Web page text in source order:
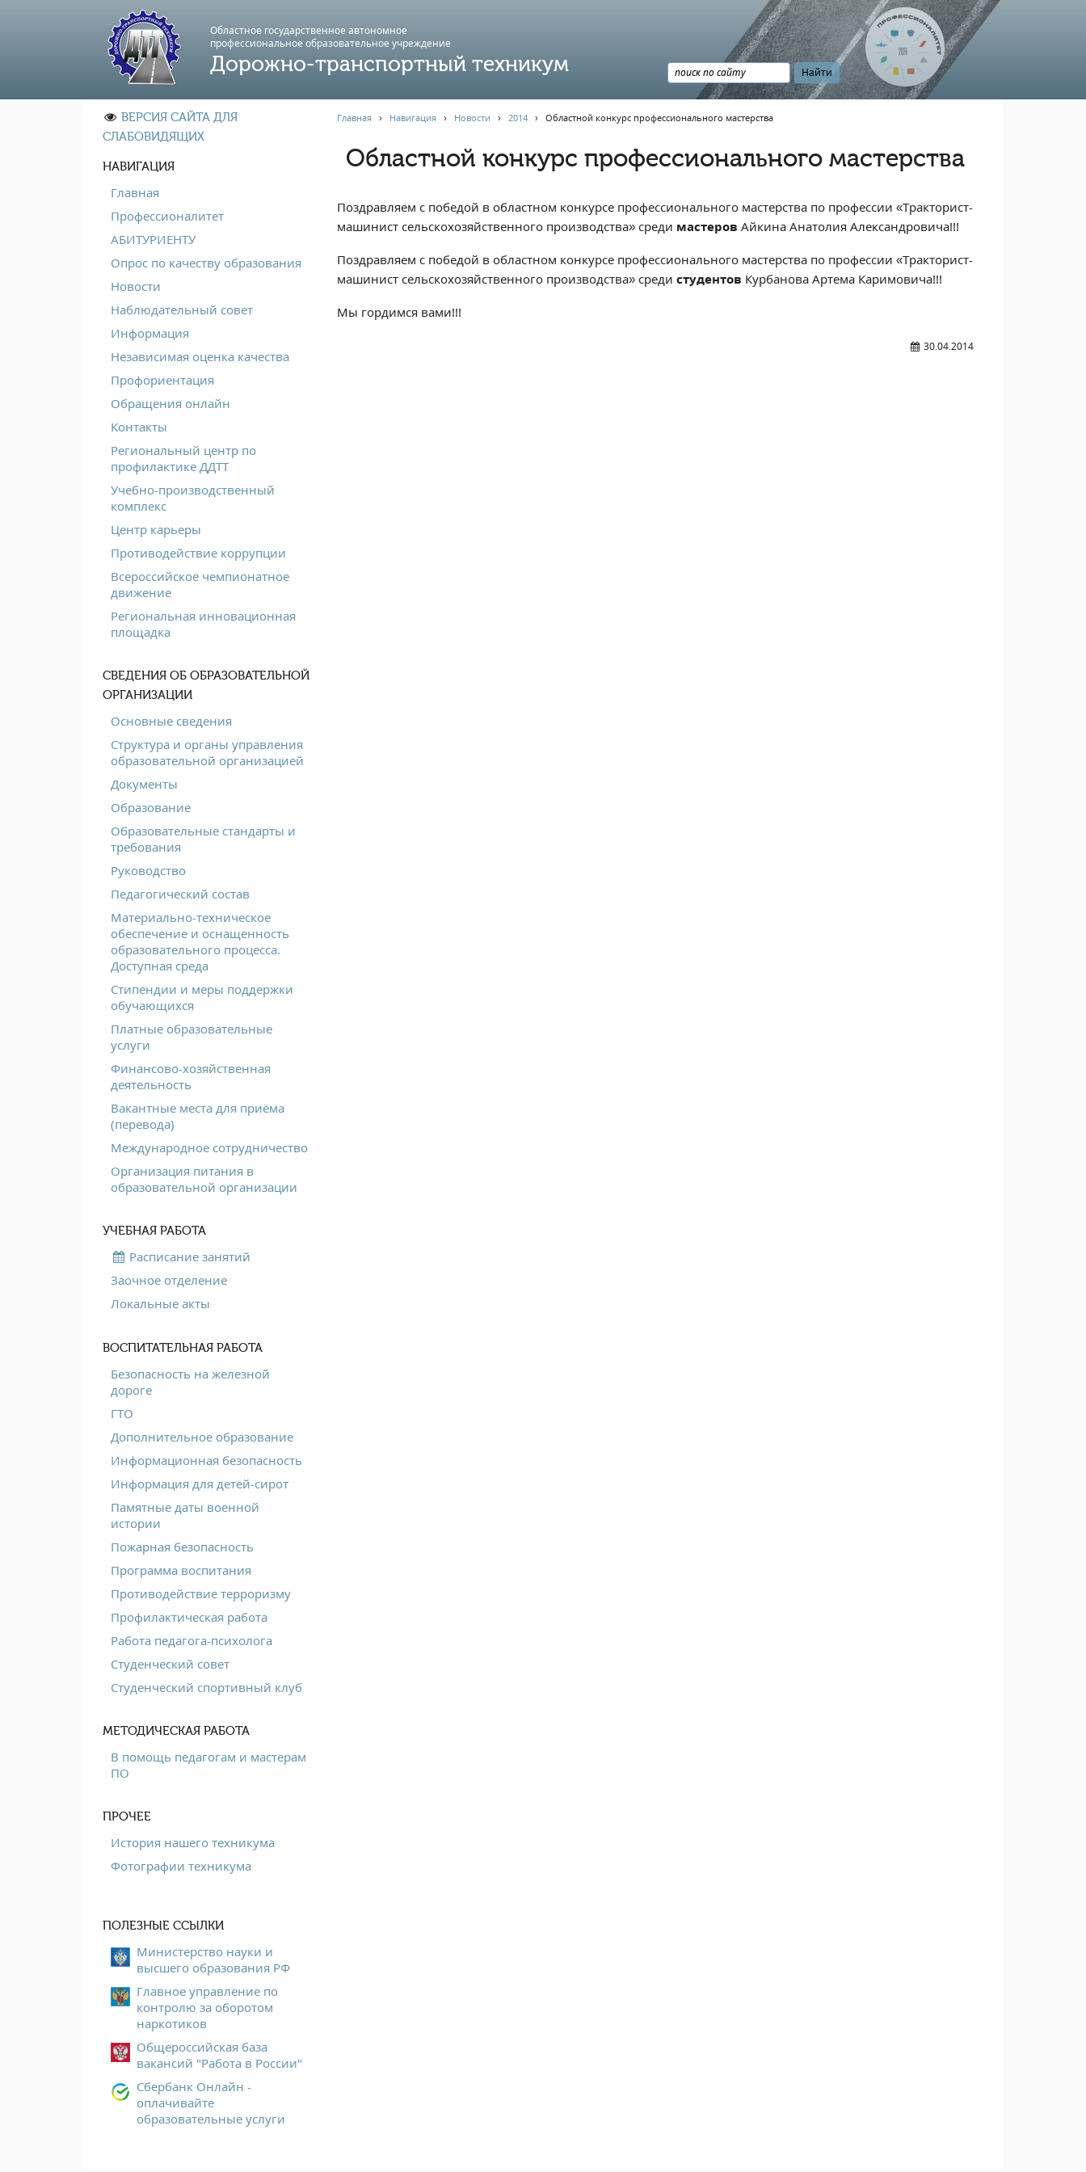
Областное государственное автономное
профессиональноe образовательное учреждение
Дорожно-транспортный техникум
ВЕРСИЯ САЙТА ДЛЯ
СЛАБОВИДЯЩИХ
НАВИГАЦИЯ
Главная
Профессионалитет
АБИТУРИЕНТУ
Опрос по качеству образования
Новости
Наблюдательный совет
Информация
Независимая оценка качества
Профориентация
Обращения онлайн
Контакты
Региональный центр по
профилактике ДДТТ
Учебно-производственный
комплекс
Центр карьеры
Противодействие коррупции
Всероссийское чемпионатное
движение
Региональная инновационная
площадка
СВЕДЕНИЯ ОБ ОБРАЗОВАТЕЛЬНОЙ
ОРГАНИЗАЦИИ
Основные сведения
Структура и органы управления
образовательной организацией
Документы
Образование
Образовательные стандарты и
требования
Руководство
Педагогический состав
Материально-техническое
обеспечение и оснащенность
образовательного процесса.
Доступная среда
Стипендии и меры поддержки
обучающихся
Платные образовательные
услуги
Финансово-хозяйственная
деятельность
Вакантные места для приёма
(перевода)
Международное сотрудничество
Организация питания в
образовательной организации
УЧЕБНАЯ РАБОТА
Расписание занятий
Заочное отделение
Локальные акты
ВОСПИТАТЕЛЬНАЯ РАБОТА
Безопасность на железной
дороге
ГТО
Дополнительное образование
Информационная безопасность
Информация для детей-сирот
Памятные даты военной
истории
Пожарная безопасность
Программа воспитания
Противодействие терроризму
Профилактическая работа
Работа педагога-психолога
Студенческий совет
Студенческий спортивный клуб
МЕТОДИЧЕСКАЯ РАБОТА
В помощь педагогам и мастерам
ПО
ПРОЧЕЕ
История нашего техникума
Фотографии техникума
ПОЛЕЗНЫЕ ССЫЛКИ
Министерство науки и
высшего образования РФ
Главное управление по
контролю за оборотом
наркотиков
Общероссийская база
вакансий "Работа в России"
Сбербанк Онлайн -
оплачивайте
образовательные услуги
Главная› Навигация› Новости › 2014› Областной конкурс профессионального мастерства
Областной конкурс профессионального мастерства
Поздравляем с победой в областном конкурсе профессионального мастерства по профессии «Тракторист-
машинист сельскохозяйственного производства» среди мастеров Айкина Анатолия Александровича!!!
Поздравляем с победой в областном конкурсе профессионального мастерства по профессии «Тракторист-
машинист сельскохозяйственного производства» среди студентов Курбанова Артема Каримовича!!!
Мы гордимся вами!!!
30.04.2014